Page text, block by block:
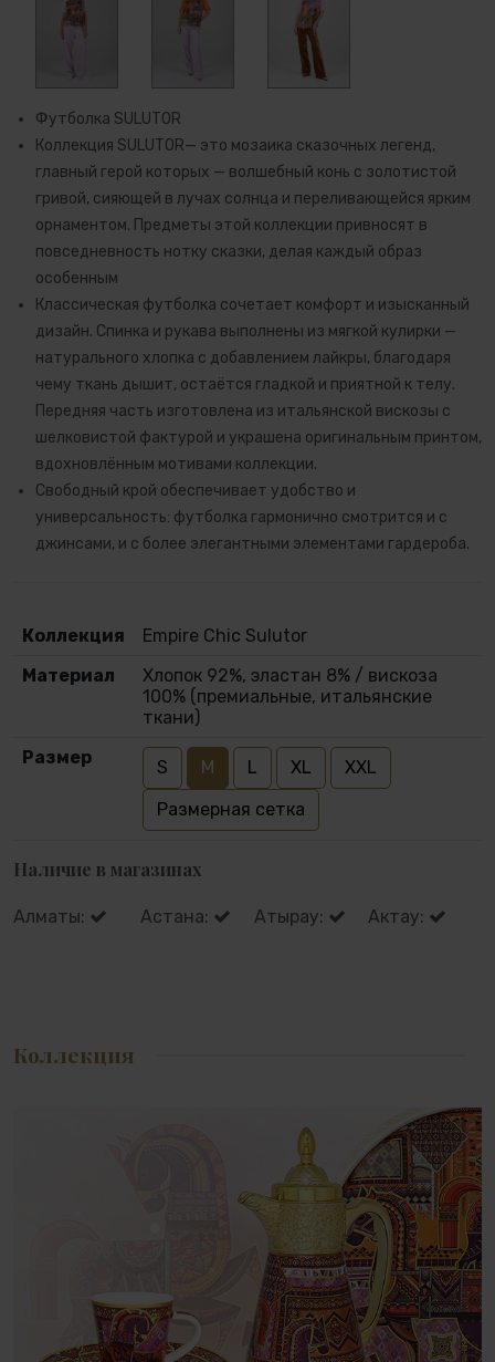
Футболка SULUTOR
Коллекция SULUTOR— это мозаика сказочных легенд,
главный герой которых — волшебный конь с золотистой
гривой, сияющей в лучах солнца и переливающейся ярким
орнаментом. Предметы этой коллекции привносят в
повседневность нотку сказки, делая каждый образ
особенным
Классическая футболка сочетает комфорт и изысканный
дизайн. Спинка и рукава выполнены из мягкой кулирки —
натурального хлопка с добавлением лайкры, благодаря
чему ткань дышит, остаётся гладкой и приятной к телу.
Передняя часть изготовлена из итальянской вискозы с
шелковистой фактурой и украшена оригинальным принтом,
вдохновлённым мотивами коллекции.
Свободный крой обеспечивает удобство и
универсальность: футболка гармонично смотрится и с
джинсами, и с более элегантными элементами гардероба.
Коллекция
Empire Chic Sulutor
Материал
Хлопок 92%, эластан 8% / вискоза
100% (премиальные, итальянские
ткани)
Размер
S M L XL
XXL
Размерная сетка
Наличие в магазинах
Алматы: Астана: Атырау: Актау:
Коллекция